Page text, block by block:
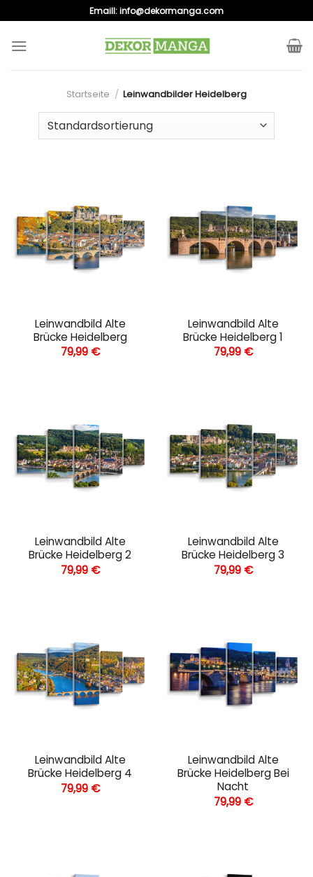
to
content
Emaill:info@dekormanga.com
Startseite / Leinwandbilder Heidelberg
Leinwandbild Alte
Brücke Heidelberg
79,99 €
Leinwandbild Alte
Brücke Heidelberg 1
79,99 €
Leinwandbild Alte
Brücke Heidelberg 2
79,99 €
Leinwandbild Alte
Brücke Heidelberg 3
79,99 €
Leinwandbild Alte
Brücke Heidelberg 4
79,99 €
Leinwandbild Alte
Brücke Heidelberg Bei
Nacht
79,99 €